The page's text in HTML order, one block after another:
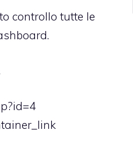
controllo tutte le